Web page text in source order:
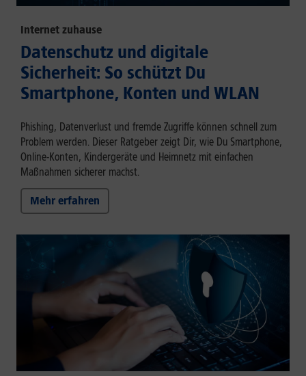
Internet zuhause
Datenschutz und digitale
Sicherheit: So schützt Du
Smartphone, Konten und WLAN
Phishing, Datenverlust und fremde Zugriffe können schnell zum
Problem werden. Dieser Ratgeber zeigt Dir, wie Du Smartphone,
Online-Konten, Kindergeräte und Heimnetz mit einfachen
Maßnahmen sicherer machst.
Mehr erfahren